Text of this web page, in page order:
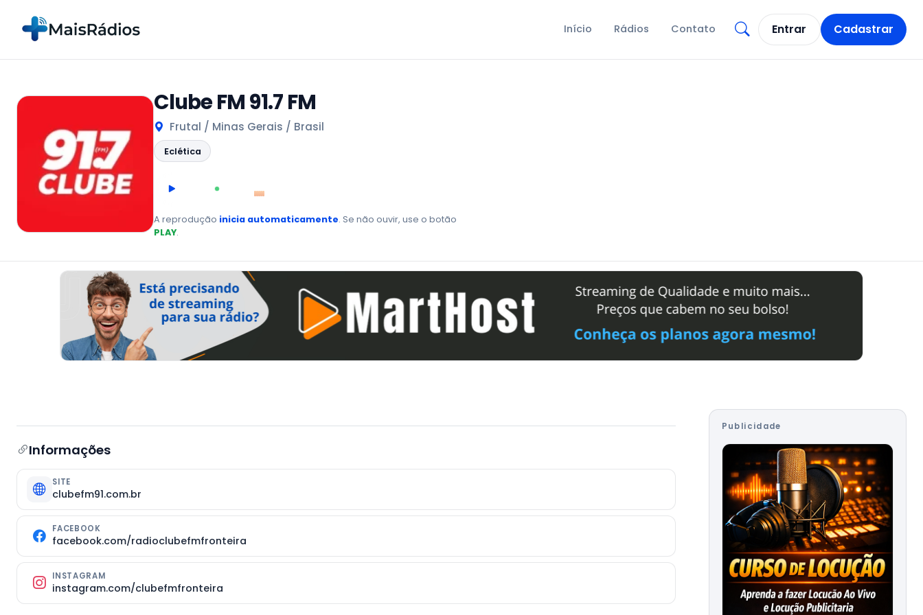
Início Rádios Contato Abrir busca
Entrar Cadastrar
Clube FM 91.7 FM
Frutal / Minas Gerais / Brasil
Eclética
AO VIVO
A reprodução inicia automaticamente. Se não ouvir, use o botão
PLAY.
Informações
SITE
clubefm91.com.br
FACEBOOK
facebook.com/radioclubefmfronteira
INSTAGRAM
instagram.com/clubefmfronteira
Publicidade